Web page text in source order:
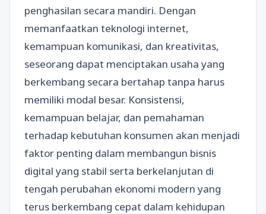
penghasilan secara mandiri. Dengan
memanfaatkan teknologi internet,
kemampuan komunikasi, dan kreativitas,
seseorang dapat menciptakan usaha yang
berkembang secara bertahap tanpa harus
memiliki modal besar. Konsistensi,
kemampuan belajar, dan pemahaman
terhadap kebutuhan konsumen akan menjadi
faktor penting dalam membangun bisnis
digital yang stabil serta berkelanjutan di
tengah perubahan ekonomi modern yang
terus berkembang cepat dalam kehidupan